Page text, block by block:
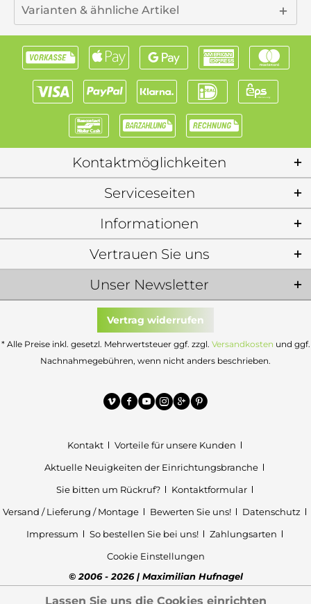
Varianten & ähnliche Artikel
Kontaktmöglichkeiten
Serviceseiten
Informationen
Unser Newsletter
Vertrauen Sie uns
Vertrag widerrufen
* Alle Preise inkl. gesetzl. Mehrwertsteuer ggf. zzgl. Versandkosten und ggf.
Nachnahmegebühren, wenn nicht anders beschrieben.
Kontakt
Vorteile für unsere Kunden
Aktuelle Neuigkeiten der Einrichtungsbranche
Sie bitten um Rückruf?
Kontaktformular
Versand / Lieferung / Montage
Bewerten Sie uns!
Datenschutz
Impressum
So bestellen Sie bei uns!
Zahlungsarten
Cookie Einstellungen
© 2006 - 2026 | Maximilian Hufnagel
Lassen Sie uns die Cookies einrichten